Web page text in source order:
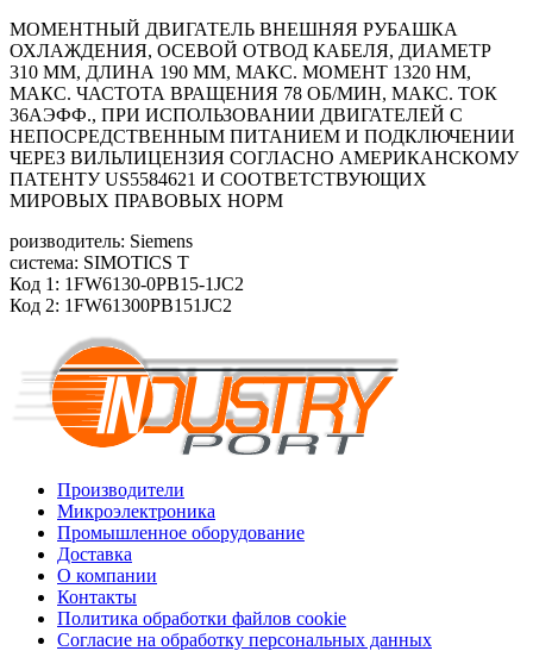
МОМЕНТНЫЙ ДВИГАТЕЛЬ ВНЕШНЯЯ РУБАШКА
ОХЛАЖДЕНИЯ, ОСЕВОЙ ОТВОД КАБЕЛЯ, ДИАМЕТР
310 ММ, ДЛИНА 190 ММ, МАКС. МОМЕНТ 1320 HM,
МАКС. ЧАСТОТА ВРАЩЕНИЯ 78 ОБ/MИН, МАКС. ТОК
36АЭФФ., ПРИ ИСПОЛЬЗОВАНИИ ДВИГАТЕЛЕЙ С
НЕПОСРЕДСТВЕННЫМ ПИТАНИЕМ И ПОДКЛЮЧЕНИИ
ЧЕРЕЗ ВИЛЬЛИЦЕНЗИЯ СОГЛАСНО АМЕРИКАНСКОМУ
ПАТЕНТУ US5584621 И СООТВЕТСТВУЮЩИХ
МИРОВЫХ ПРАВОВЫХ НОРМ
роизводитель: Siemens
система: SIMOTICS T
Код 1: 1FW6130-0PB15-1JC2
Код 2: 1FW61300PB151JC2
Производители
Микроэлектроника
Промышленное оборудование
Доставка
О компании
Контакты
Политика обработки файлов cookie
Согласие на обработку персональных данных